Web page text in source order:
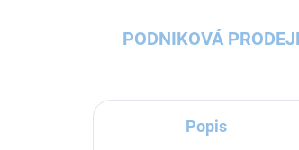
PODNIKOVÁ
Popis